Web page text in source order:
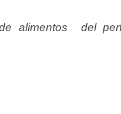
alimentos del